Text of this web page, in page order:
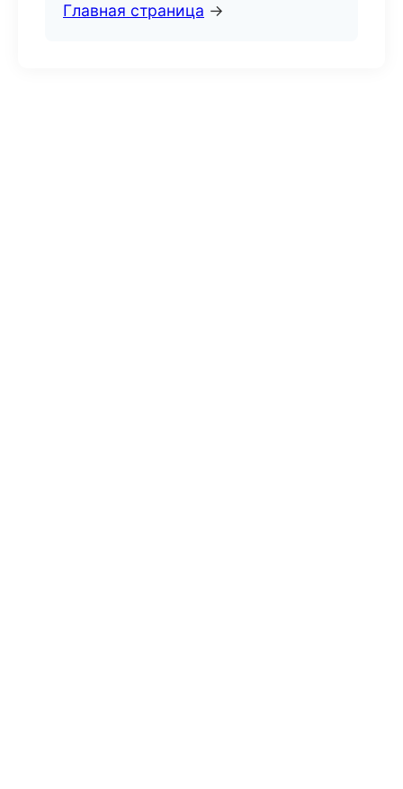
Главная страница →